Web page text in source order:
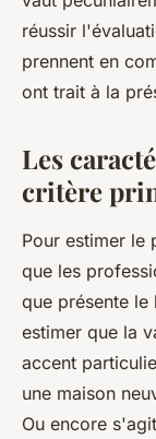
réussir
prennent en
ont trait à la
Les
critère
Pour estimer le
que les
que présente le
estimer que la
accent
une maison
Ou encore